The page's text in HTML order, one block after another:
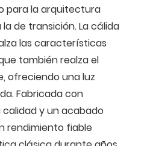
para la arquitectura
de transición. La cálida
las características
también realza el
ofreciendo una luz
Fabricada con
y un acabado
rendimiento fiable